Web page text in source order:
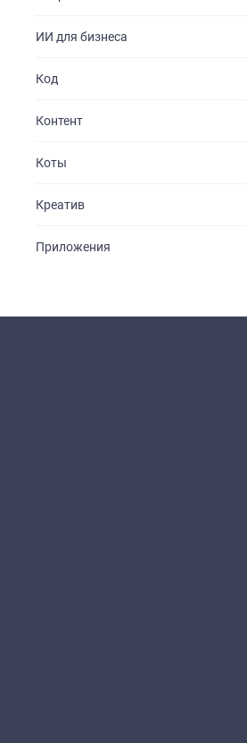
ИИ для бизнеса
Код
Контент
Коты
Креатив
Приложения